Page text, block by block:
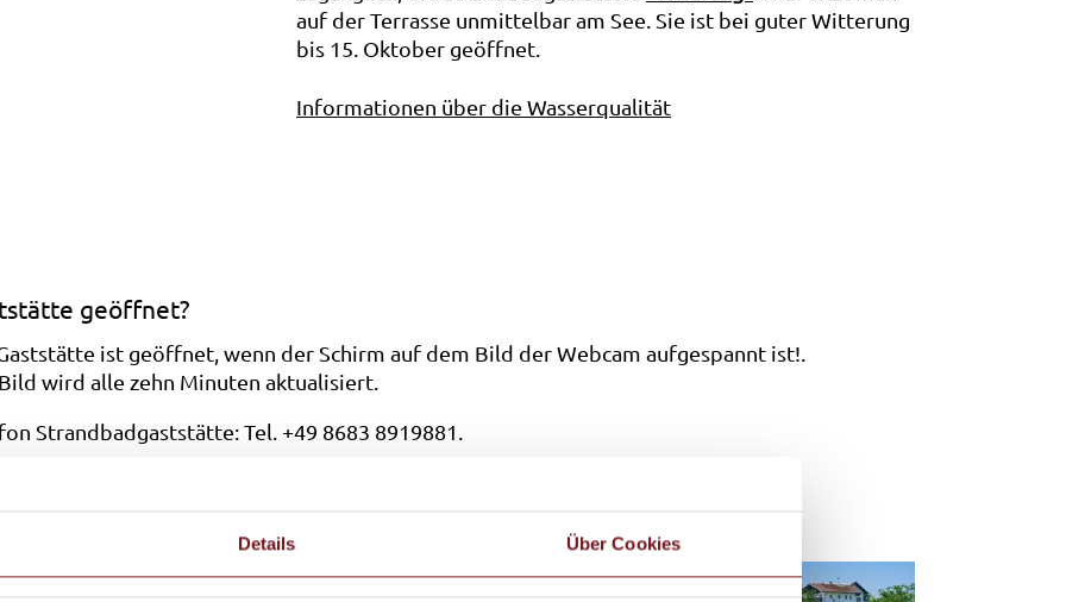
Details Über Cookies
auf der Terrasse unmittelbar am See. Sie ist bei guter Witterung
bis 15. Oktober geöffnet.
Informationen über die Wasserqualität
geöffnet?
ist geöffnet, wenn der Schirm auf dem Bild der Webcam aufgespannt ist!.
wird alle zehn Minuten aktualisiert.
Strandbadgaststätte: Tel. +49 8683 8919881.